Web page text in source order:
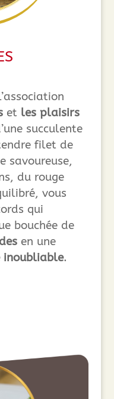
et les plaisirs
succulente
filet de
savoureuse,
du rouge
vous
qui
bouchée de
en une
inoubliable.